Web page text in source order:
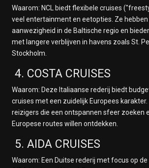
Waarom: NCL biedt flexibele cruises
veel entertainment en eetopties. Ze
aanwezigheid in de Baltische regio en
met langere verblijven in havens zoals St.
Stockholm.
4. COSTA CRUISES
Waarom: Deze Italiaanse rederij biedt
cruises met een zuidelijk Europees karakter.
reizigers die een ontspannen sfeer zoeken
Europese routes willen ontdekken.
5. AIDA CRUISES
Waarom: Een Duitse rederij met focus op